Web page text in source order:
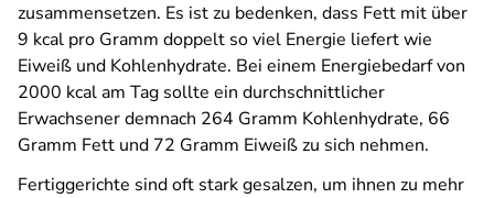
zusammensetzen. Es ist zu bedenken, dass Fett mit über
9 kcal pro Gramm doppelt so viel Energie liefert wie
Eiweiß und Kohlenhydrate. Bei einem Energiebedarf von
2000 kcal am Tag sollte ein durchschnittlicher
Erwachsener demnach 264 Gramm Kohlenhydrate, 66
Gramm Fett und 72 Gramm Eiweiß zu sich nehmen.
Fertiggerichte sind oft stark gesalzen, um ihnen zu mehr